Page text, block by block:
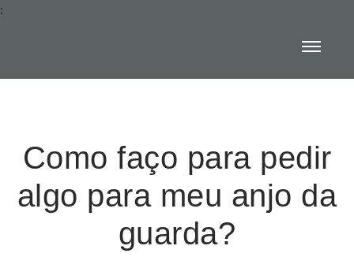
:
Como faço para pedir
algo para meu anjo da
guarda?